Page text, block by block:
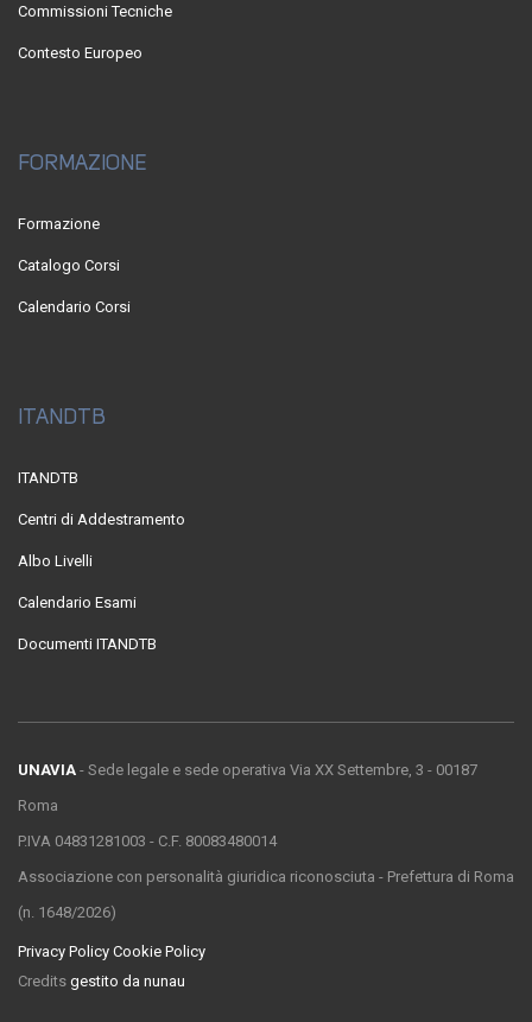
Commissioni Tecniche
Contesto Europeo
FORMAZIONE
Formazione
Catalogo Corsi
Calendario Corsi
ITANDTB
ITANDTB
Centri di Addestramento
Albo Livelli
Calendario Esami
Documenti ITANDTB
UNAVIA - Sede legale e sede operativa Via XX Settembre, 3 - 00187
Roma
P.IVA 04831281003 - C.F. 80083480014
Associazione con personalità giuridica riconosciuta - Prefettura di Roma
(n. 1648/2026)
Privacy Policy Cookie Policy
Credits gestito da nunau